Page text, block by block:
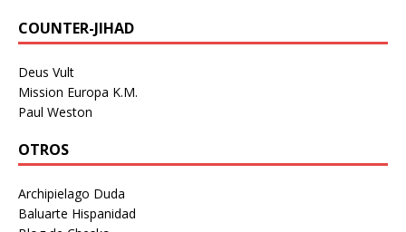
COUNTER-JIHAD
Deus Vult
Mission Europa K.M.
Paul Weston
OTROS
Archipielago Duda
Baluarte Hispanidad